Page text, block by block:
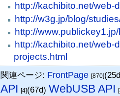
http://kachibito.net/web-
http://w3g.jp/blog/
http://
http://kachibito.net/web-
projects.html
関連ページ: FrontPage [870]
API [4](67d) WebUSB API